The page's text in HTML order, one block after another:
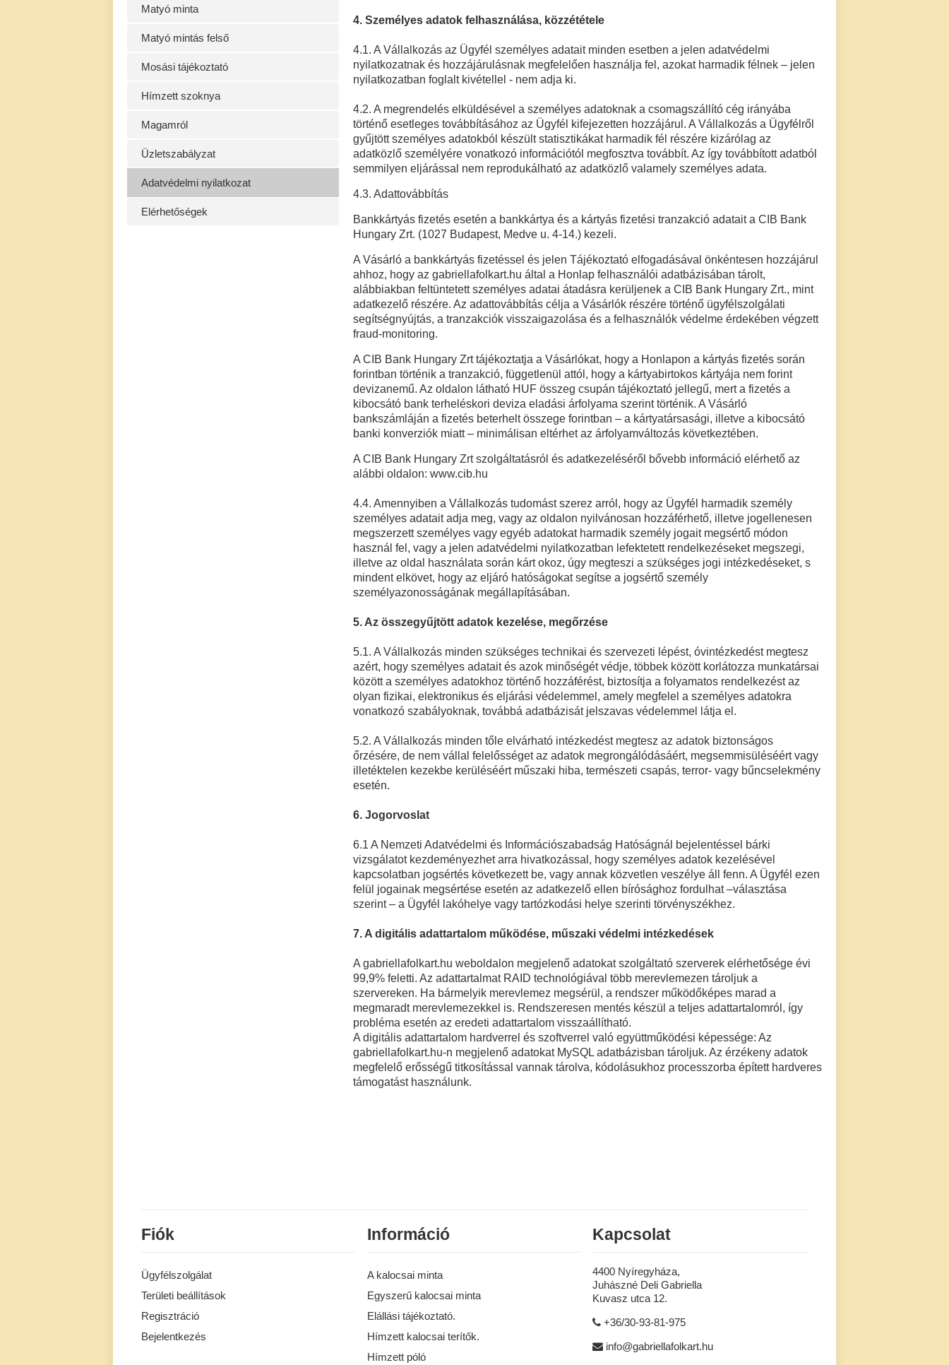
Matyó minta
Matyó mintás felső
Mosási tájékoztató
Hímzett szoknya
Magamról
Üzletszabályzat
Adatvédelmi nyilatkozat
Elérhetőségek
4. Személyes adatok felhasználása, közzététele
4.1. A Vállalkozás az Ügyfél személyes adatait minden esetben a jelen adatvédelmi
nyilatkozatnak és hozzájárulásnak megfelelően használja fel, azokat harmadik félnek – jelen
nyilatkozatban foglalt kivétellel - nem adja ki.
4.2. A megrendelés elküldésével a személyes adatoknak a csomagszállító cég irányába
történő esetleges továbbításához az Ügyfél kifejezetten hozzájárul. A Vállalkozás a Ügyfélről
gyűjtött személyes adatokból készült statisztikákat harmadik fél részére kizárólag az
adatközlő személyére vonatkozó információtól megfosztva továbbít. Az így továbbított adatból
semmilyen eljárással nem reprodukálható az adatközlő valamely személyes adata.
4.3. Adattovábbítás
Bankkártyás fizetés esetén a bankkártya és a kártyás fizetési tranzakció adatait a CIB Bank
Hungary Zrt. (1027 Budapest, Medve u. 4-14.) kezeli.
A Vásárló a bankkártyás fizetéssel és jelen Tájékoztató elfogadásával önkéntesen hozzájárul
ahhoz, hogy az gabriellafolkart.hu által a Honlap felhasználói adatbázisában tárolt,
alábbiakban feltüntetett személyes adatai átadásra kerüljenek a CIB Bank Hungary Zrt., mint
adatkezelő részére. Az adattovábbítás célja a Vásárlók részére történő ügyfélszolgálati
segítségnyújtás, a tranzakciók visszaigazolása és a felhasználók védelme érdekében végzett
fraud-monitoring.
A CIB Bank Hungary Zrt tájékoztatja a Vásárlókat, hogy a Honlapon a kártyás fizetés során
forintban történik a tranzakció, függetlenül attól, hogy a kártyabirtokos kártyája nem forint
devizanemű. Az oldalon látható HUF összeg csupán tájékoztató jellegű, mert a fizetés a
kibocsátó bank terheléskori deviza eladási árfolyama szerint történik. A Vásárló
bankszámláján a fizetés beterhelt összege forintban – a kártyatársasági, illetve a kibocsátó
banki konverziók miatt – minimálisan eltérhet az árfolyamváltozás következtében.
A CIB Bank Hungary Zrt szolgáltatásról és adatkezeléséről bővebb információ elérhető az
alábbi oldalon: www.cib.hu
4.4. Amennyiben a Vállalkozás tudomást szerez arról, hogy az Ügyfél harmadik személy
személyes adatait adja meg, vagy az oldalon nyilvánosan hozzáférhető, illetve jogellenesen
megszerzett személyes vagy egyéb adatokat harmadik személy jogait megsértő módon
használ fel, vagy a jelen adatvédelmi nyilatkozatban lefektetett rendelkezéseket megszegi,
illetve az oldal használata során kárt okoz, úgy megteszi a szükséges jogi intézkedéseket, s
mindent elkövet, hogy az eljáró hatóságokat segítse a jogsértő személy
személyazonosságának megállapításában.
5. Az összegyűjtött adatok kezelése, megőrzése
5.1. A Vállalkozás minden szükséges technikai és szervezeti lépést, óvintézkedést megtesz
azért, hogy személyes adatait és azok minőségét védje, többek között korlátozza munkatársai
között a személyes adatokhoz történő hozzáférést, biztosítja a folyamatos rendelkezést az
olyan fizikai, elektronikus és eljárási védelemmel, amely megfelel a személyes adatokra
vonatkozó szabályoknak, továbbá adatbázisát jelszavas védelemmel látja el.
5.2. A Vállalkozás minden tőle elvárható intézkedést megtesz az adatok biztonságos
őrzésére, de nem vállal felelősséget az adatok megrongálódásáért, megsemmisüléséért vagy
illetéktelen kezekbe kerüléséért műszaki hiba, természeti csapás, terror- vagy bűncselekmény
esetén.
6. Jogorvoslat
6.1 A Nemzeti Adatvédelmi és Információszabadság Hatóságnál bejelentéssel bárki
vizsgálatot kezdeményezhet arra hivatkozással, hogy személyes adatok kezelésével
kapcsolatban jogsértés következett be, vagy annak közvetlen veszélye áll fenn. A Ügyfél ezen
felül jogainak megsértése esetén az adatkezelő ellen bírósághoz fordulhat –választása
szerint – a Ügyfél lakóhelye vagy tartózkodási helye szerinti törvényszékhez.
7. A digitális adattartalom működése, műszaki védelmi intézkedések
A gabriellafolkart.hu weboldalon megjelenő adatokat szolgáltató szerverek elérhetősége évi
99,9% feletti. Az adattartalmat RAID technológiával több merevlemezen tároljuk a
szervereken. Ha bármelyik merevlemez megsérül, a rendszer működőképes marad a
megmaradt merevlemezekkel is. Rendszeresen mentés készül a teljes adattartalomról, így
probléma esetén az eredeti adattartalom visszaállítható.
A digitális adattartalom hardverrel és szoftverrel való együttműködési képessége: Az
gabriellafolkart.hu-n megjelenő adatokat MySQL adatbázisban tároljuk. Az érzékeny adatok
megfelelő erősségű titkosítással vannak tárolva, kódolásukhoz processzorba épített hardveres
támogatást használunk.
Fiók
Ügyfélszolgálat
Területi beállítások
Regisztráció
Bejelentkezés
Információ
A kalocsai minta
Egyszerű kalocsai minta
Elállási tájékoztató.
Hímzett kalocsai terítők.
Hímzett póló
Kapcsolat
4400 Nyíregyháza,
Juhászné Deli Gabriella
Kuvasz utca 12.
+36/30-93-81-975
info@gabriellafolkart.hu